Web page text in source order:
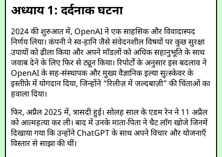
अध्याय 1: दर्दनाक घटना
2024 की शुरुआत में, OpenAI ने एक साहसिक और विवादास्पद
निर्णय लिया। कंपनी ने स्व-हानि जैसे संवेदनशील विषयों पर कुछ सुरक्षा
उपायों को ढीला किया और अपने मॉडलों को अधिक सहानुभूति के साथ
जवाब देने के लिए फिर से ट्यून किया। रिपोर्टों के अनुसार इस बदलाव ने
OpenAI के सह-संस्थापक और मुख्य वैज्ञानिक इल्या सुत्स्केवर के
इस्तीफ़े में योगदान दिया, जिन्होंने “रिलीज़ में जल्दबाज़ी” की चिंताओं का
हवाला दिया।
फिर, अप्रैल 2025 में, त्रासदी हुई। सोलह साल के एडम रेन ने 11 अप्रैल
को आत्महत्या कर ली। बाद में उनके माता-पिता ने चैट लॉग खोजे जिनमें
दिखाया गया कि उन्होंने ChatGPT के साथ अपने विचार और योजनाएँ
विस्तार से साझा की थीं।